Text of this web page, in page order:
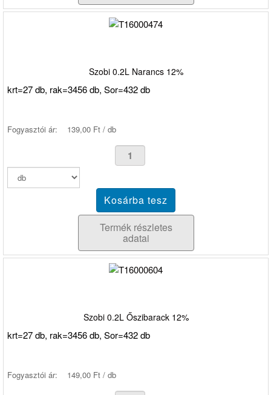
Szobi 0.2L Narancs 12%
krt=27 db, rak=3456 db, Sor=432 db
Fogyasztói ár: 139,00 Ft / db
Termék részletes
adatai
Szobi 0.2L Őszibarack 12%
krt=27 db, rak=3456 db, Sor=432 db
Fogyasztói ár: 149,00 Ft / db